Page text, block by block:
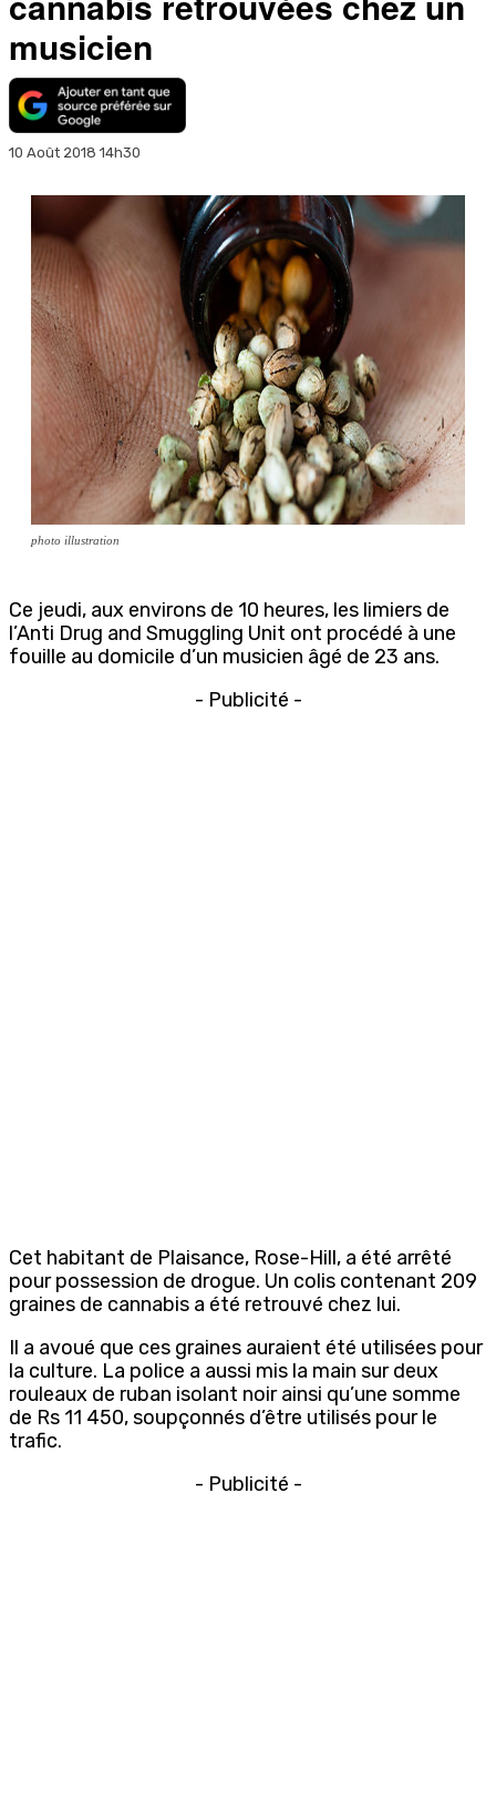
musicien
10 Août 2018 14h30
photo illustration
Ce jeudi, aux environs de 10 heures, les limiers de
l’Anti Drug and Smuggling Unit ont procédé à une
fouille au domicile d’un musicien âgé de 23 ans.
- Publicité -
Cet habitant de Plaisance, Rose-Hill, a été arrêté
pour possession de drogue. Un colis contenant 209
graines de cannabis a été retrouvé chez lui.
Il a avoué que ces graines auraient été utilisées pour
la culture. La police a aussi mis la main sur deux
rouleaux de ruban isolant noir ainsi qu’une somme
de Rs 11 450, soupçonnés d’être utilisés pour le
trafic.
- Publicité -